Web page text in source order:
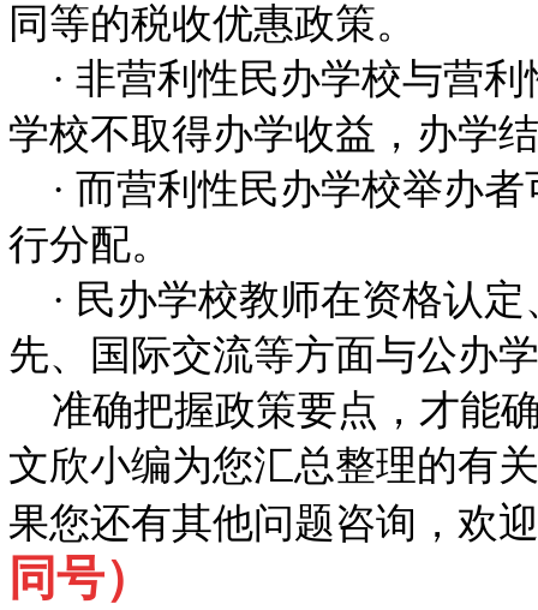
同等的税收优惠政策。
· 非营利性民办学校与营利
学校不取得办学收益，办学
· 而营利性民办学校举办者
行分配。
· 民办学校教师在资格认定
先、国际交流等方面与公办
准确把握政策要点，才能
文欣小编为您汇总整理的有
果您还有其他问题咨询，欢
同号）